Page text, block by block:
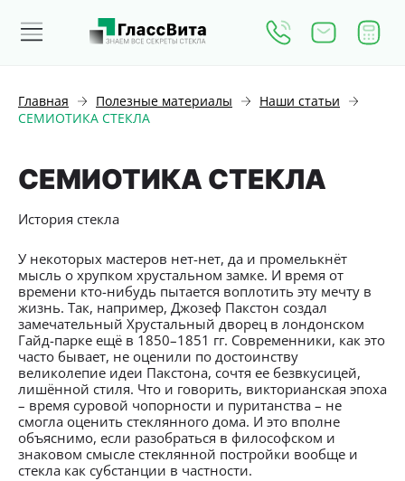
Главная Полезные материалы
Наши статьи
СЕМИОТИКА СТЕКЛА
СЕМИОТИКА СТЕКЛА
История стекла
У некоторых мастеров нет-нет, да и промелькнёт
мысль о хрупком хрустальном замке. И время от
времени кто-нибудь пытается воплотить эту мечту в
жизнь. Так, например, Джозеф Пакстон создал
замечательный Хрустальный дворец в лондонском
Гайд-парке ещё в 1850–1851 гг. Современники, как это
часто бывает, не оценили по достоинству
великолепие идеи Пакстона, сочтя ее безвкусицей,
лишённой стиля. Что и говорить, викторианская эпоха
– время суровой чопорности и пуританства – не
смогла оценить стеклянного дома. И это вполне
объяснимо, если разобраться в философском и
знаковом смысле стеклянной постройки вообще и
стекла как субстанции в частности.